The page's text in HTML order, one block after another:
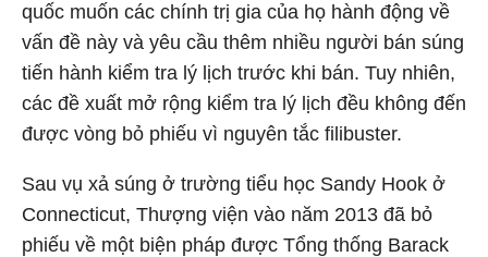
quốc muốn các chính trị gia của họ hành động về
vấn đề này và yêu cầu thêm nhiều người bán súng
tiến hành kiểm tra lý lịch trước khi bán. Tuy nhiên,
các đề xuất mở rộng kiểm tra lý lịch đều không đến
được vòng bỏ phiếu vì nguyên tắc filibuster.
Sau vụ xả súng ở trường tiểu học Sandy Hook ở
Connecticut, Thượng viện vào năm 2013 đã bỏ
phiếu về một biện pháp được Tổng thống Barack